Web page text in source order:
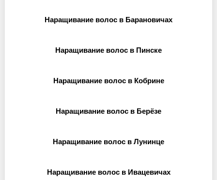
Наращивание волос в Барановичах
Наращивание волос в Пинске
Наращивание волос в Кобрине
Наращивание волос в Берёзе
Наращивание волос в Лунинце
Наращивание волос в Ивацевичах